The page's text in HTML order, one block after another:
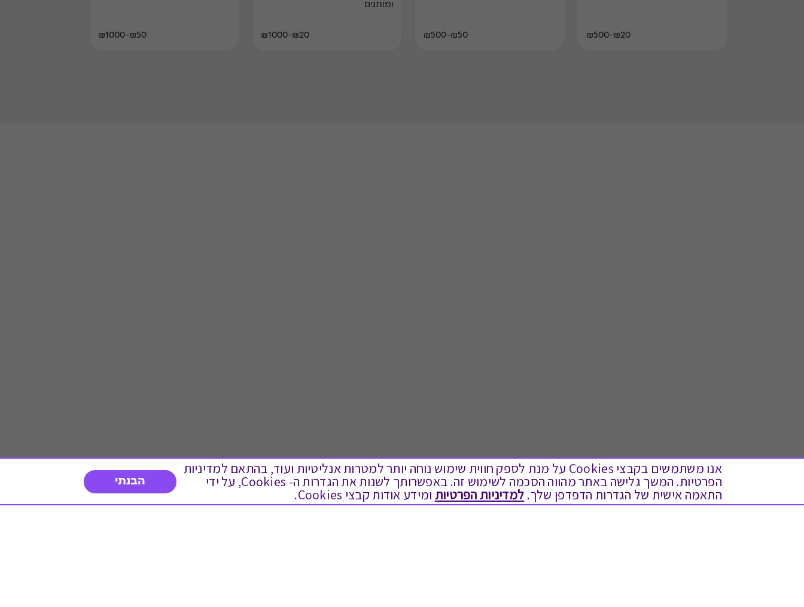
₪20-₪500
₪50-₪500
ומותגים
₪20-₪1000
₪50-₪1000
לתת מתנה טוב לדעת דברו איתנו
אנו משתמשים בקבצי Cookies על מנת לספק חווית שימוש נוחה יותר למטרות אנליטיות ועוד, בהתאם למדיניות
הפרטיות. המשך גלישה באתר מהווה הסכמה לשימוש זה. באפשרותך לשנות את הגדרות ה- Cookies, על ידי
התאמה אישית של הגדרות הדפדפן שלך. למדיניות הפרטיות ומידע אודות קבצי Cookies.
הבנתי